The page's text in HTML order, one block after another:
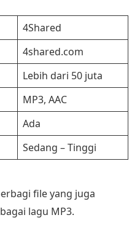
4Shared
4shared.com
Lebih dari 50 juta
MP3, AAC
Ada
Sedang – Tinggi
file yang juga
lagu MP3.